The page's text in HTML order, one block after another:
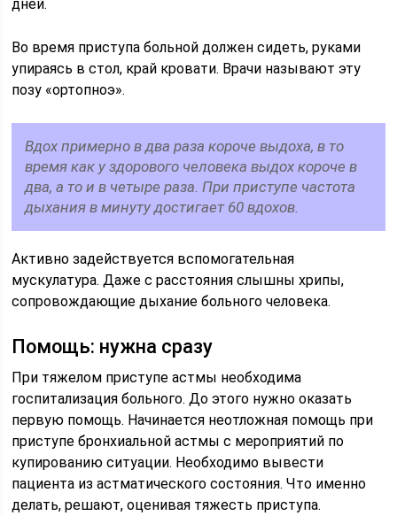
дней.
Во время приступа больной должен сидеть, руками
упираясь в стол, край кровати. Врачи называют эту
позу «ортопноэ».
Вдох примерно в два раза короче выдоха, в то
время как у здорового человека выдох короче в
два, а то и в четыре раза. При приступе частота
дыхания в минуту достигает 60 вдохов.
Активно задействуется вспомогательная
мускулатура. Даже с расстояния слышны хрипы,
сопровождающие дыхание больного человека.
Помощь: нужна сразу
При тяжелом приступе астмы необходима
госпитализация больного. До этого нужно оказать
первую помощь. Начинается неотложная помощь при
приступе бронхиальной астмы с мероприятий по
купированию ситуации. Необходимо вывести
пациента из астматического состояния. Что именно
делать, решают, оценивая тяжесть приступа.